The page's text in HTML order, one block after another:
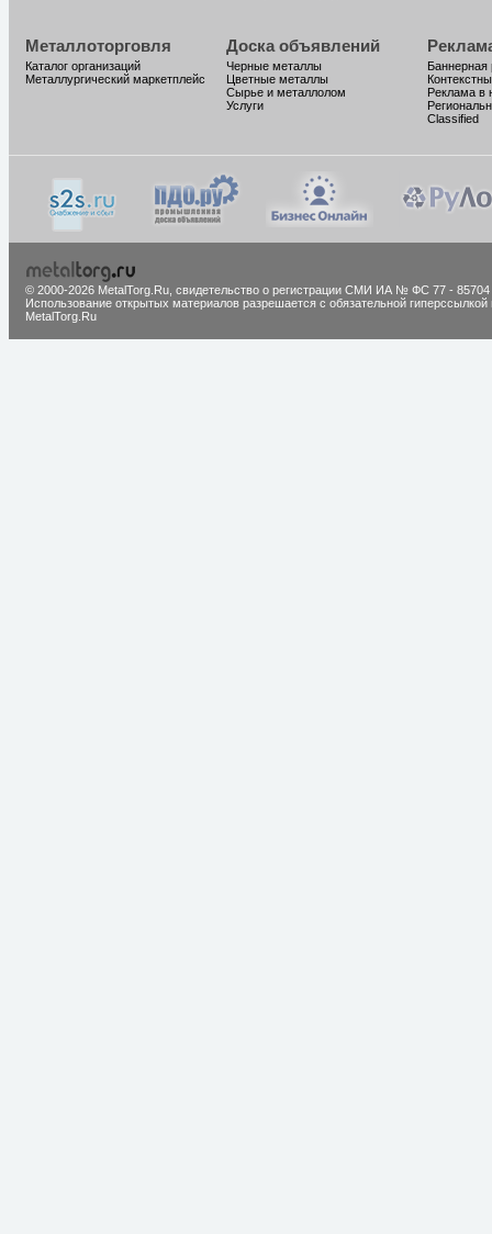
Металлоторговля
Каталог организаций
Металлургический маркетплейс
Доска объявлений
Черные металлы
Цветные металлы
Сырье и металлолом
Услуги
Баннерная
Реклама в
Classified
© 2000-2026 MetalTorg.Ru, cвидетельство о регистрации СМИ ИА № ФС 77 - 85704
Использование открытых материалов разрешается с обязательной гиперссылкой
MetalTorg.Ru